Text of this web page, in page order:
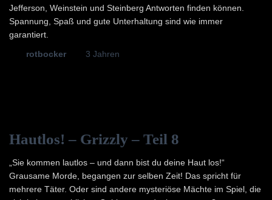
Jefferson, Weinstein und Steinberg Antworten finden können.
Spannung, Spaß und gute Unterhaltung sind wie immer
garantiert.
rotbocker 3 Jahren
Hautlos! – Grizzly – Teil 8
„Sie kommen lautlos – und dann bist du deine Haut los!“
Grausame Morde, begangen zur selben Zeit! Das spricht für
mehrere Täter. Oder sind andere mysteriöse Mächte im Spiel, die